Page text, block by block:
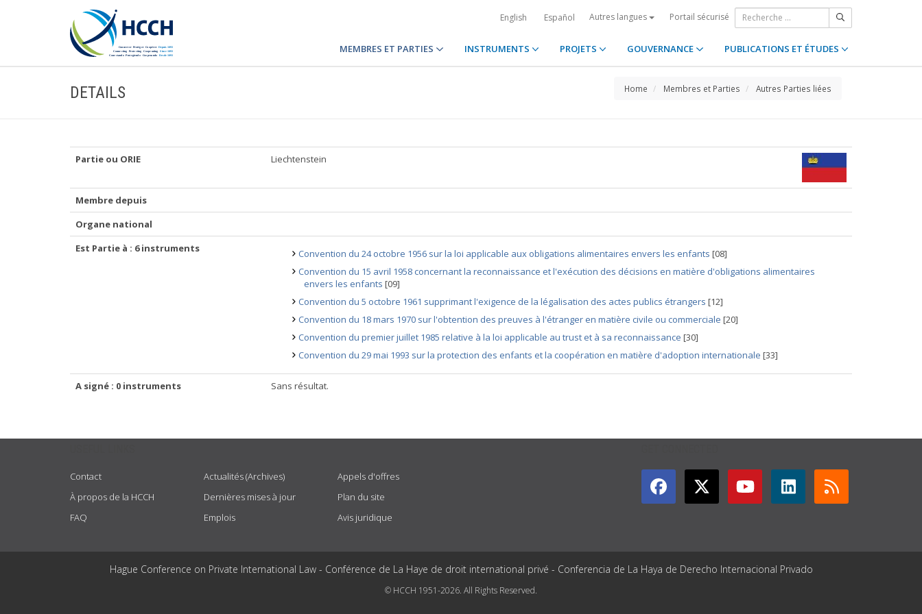
English Español Autres langues Portail sécurisé
MEMBRES ET PARTIES INSTRUMENTS PROJETS GOUVERNANCE PUBLICATIONS ET ÉTUDES
DETAILS Home Membres et Parties Autres Parties liées
Partie ou ORIE Liechtenstein
Membre depuis
Organe national
Est Partie à : 6 instruments
Convention du 24 octobre 1956 sur la loi applicable aux obligations alimentaires envers les enfants [08]
Convention du 15 avril 1958 concernant la reconnaissance et l'exécution des décisions en matière d'obligations alimentaires
envers les enfants [09]
Convention du 5 octobre 1961 supprimant l'exigence de la légalisation des actes publics étrangers [12]
Convention du 18 mars 1970 sur l'obtention des preuves à l'étranger en matière civile ou commerciale [20]
Convention du premier juillet 1985 relative à la loi applicable au trust et à sa reconnaissance [30]
Convention du 29 mai 1993 sur la protection des enfants et la coopération en matière d'adoption internationale [33]
A signé : 0 instruments Sans résultat.
Contact
À propos de la HCCH
FAQ
Actualités (Archives)
Dernières mises à jour
Emplois
Appels d'offres
Plan du site
Avis juridique
Hague Conference on Private International Law - Conférence de La Haye de droit international privé - Conferencia de La Haya de Derecho Internacional Privado
© HCCH 1951-2026. All Rights Reserved.